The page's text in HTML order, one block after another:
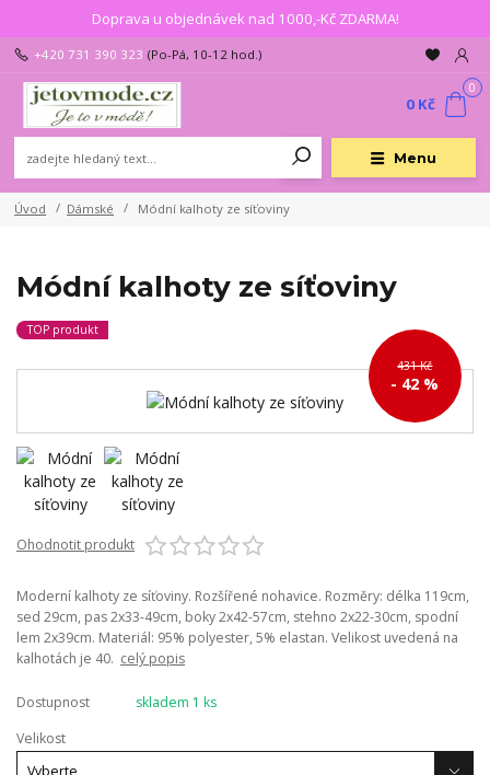
Doprava u objednávek nad 1000,-Kč ZDARMA!
Menu
+420 731 390 323 (Po-Pá, 10-12 hod.)
0
0 Kč
Úvod Dámské Módní kalhoty ze síťoviny
Módní kalhoty ze síťoviny
TOP produkt
431 Kč
- 42 %
Ohodnotit produkt
Moderní kalhoty ze síťoviny. Rozšířené nohavice. Rozměry: délka 119cm,
sed 29cm, pas 2x33-49cm, boky 2x42-57cm, stehno 2x22-30cm, spodní
lem 2x39cm. Materiál: 95% polyester, 5% elastan. Velikost uvedená na
kalhotách je 40. celý popis
Dostupnost
skladem 1 ks
Velikost